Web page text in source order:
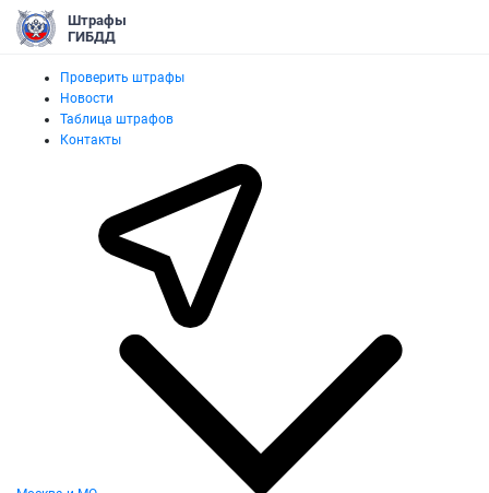
Штрафы
ГИБДД
Проверить штрафы
Новости
Таблица штрафов
Контакты